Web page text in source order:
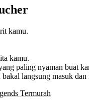
kamu.
kamu.
paling nyaman buat
langsung masuk dan
Termurah